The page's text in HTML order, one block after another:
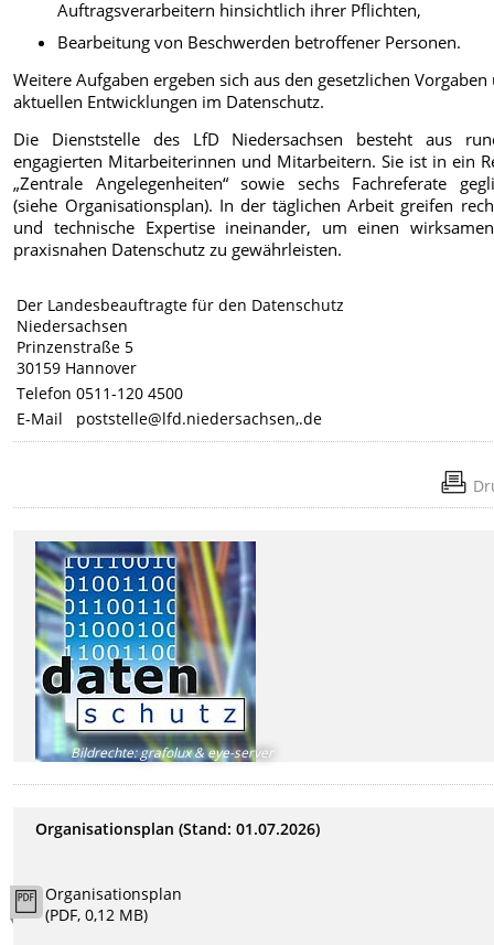
Auftragsverarbeitern hinsichtlich ihrer Pflichten,
Bearbeitung von Beschwerden betroffener Personen.
Weitere Aufgaben ergeben sich aus den gesetzlichen Vorgaben
aktuellen Entwicklungen im Datenschutz.
Die Dienststelle des LfD Niedersachsen besteht aus
engagierten Mitarbeiterinnen und Mitarbeitern. Sie ist in ein
„Zentrale Angelegenheiten“ sowie sechs Fachreferate
(siehe Organisationsplan). In der täglichen Arbeit greifen
und technische Expertise ineinander, um einen
praxisnahen Datenschutz zu gewährleisten.
Der Landesbeauftragte für den Datenschutz
Niedersachsen
Prinzenstraße 5
30159 Hannover
Telefon 0511-120 4500
E-Mail
poststelle@lfd.niedersachsen,.de
Bildrechte:grafolux & eye-server
Organisationsplan (Stand: 01.07.2026)
Organisationsplan
(PDF, 0,12 MB)